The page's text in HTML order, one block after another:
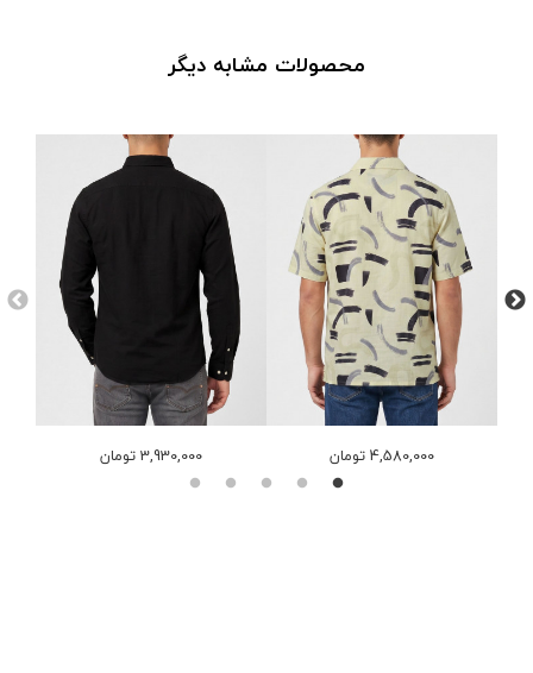
محصولات مشابه دیگر
3,930,000 تومان 4,580,000 تومان